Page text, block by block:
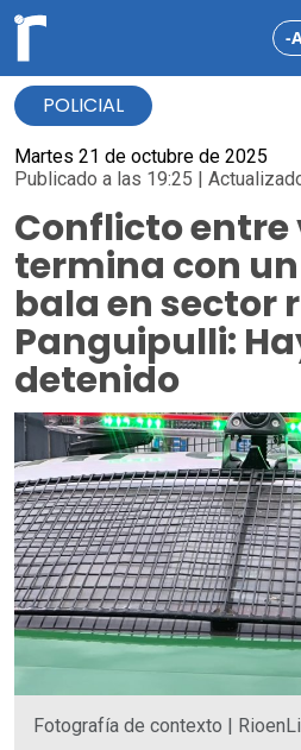
-
POLICIAL
Martes 21 de octubre de 2025
Publicado a las 19:25 |
Conflicto entre
termina con
bala en sector
Panguipulli:
detenido
Fotografía de contexto |